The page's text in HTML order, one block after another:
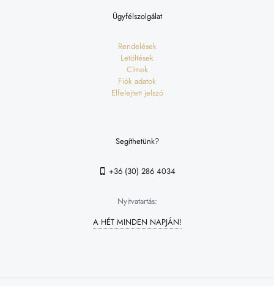
Ügyfélszolgálat
Rendelések
Letöltések
Címek
Fiók adatok
Elfelejtett jelszó
Segíthetünk?
+36 (30) 286 4034
Nyitvatartás:
A HÉT MINDEN NAPJÁN!